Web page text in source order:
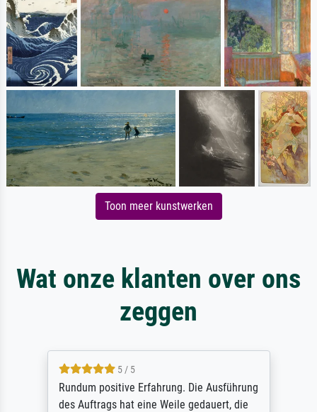
Toon meer kunstwerken
Wat onze klanten over ons
zeggen
5 / 5
Rundum positive Erfahrung. Die Ausführung
des Auftrags hat eine Weile gedauert, die